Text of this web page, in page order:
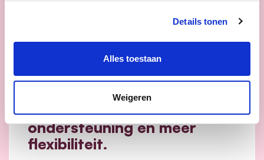
Details tonen
Alles toestaan
Weigeren
cd&v maakt het verschil
voor mantelzorgers: minder
drempels, meer
ondersteuning en meer
flexibiliteit.